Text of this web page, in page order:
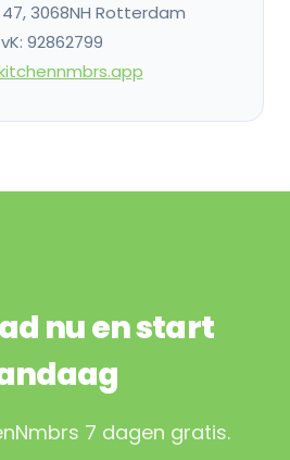
3068NH Rotterdam
92862799
nu en start
7 dagen gratis.